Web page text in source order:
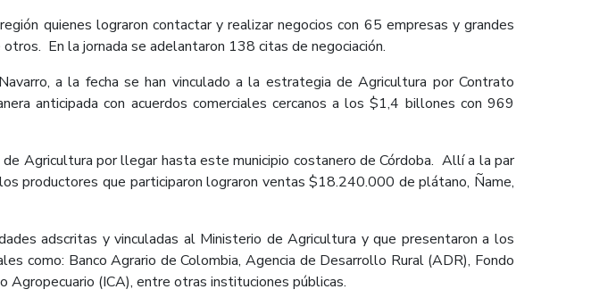
quienes lograron contactar y realizar negocios con 65 empresas y grandes
En la jornada se adelantaron 138 citas de negociación.
a la fecha se han vinculado a la estrategia de Agricultura por Contrato
anticipada con acuerdos comerciales cercanos a los $1,4 billones con 969
Agricultura por llegar hasta este municipio costanero de Córdoba. Allí a la par
productores que participaron lograron ventas $18.240.000 de plátano, Ñame,
adscritas y vinculadas al Ministerio de Agricultura y que presentaron a los
como: Banco Agrario de Colombia, Agencia de Desarrollo Rural (ADR), Fondo
Agropecuario (ICA), entre otras instituciones públicas.